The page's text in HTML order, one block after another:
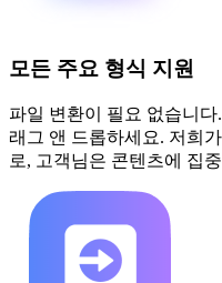
모든 주요 형식 지원
파일 변환이 필요 없습니다
래그 앤 드롭하세요. 저희
로, 고객님은 콘텐츠에 집